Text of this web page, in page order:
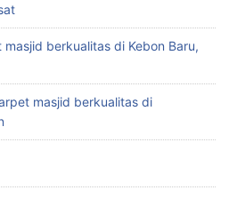
berkualitas di Kebon Baru,
masjid berkualitas di